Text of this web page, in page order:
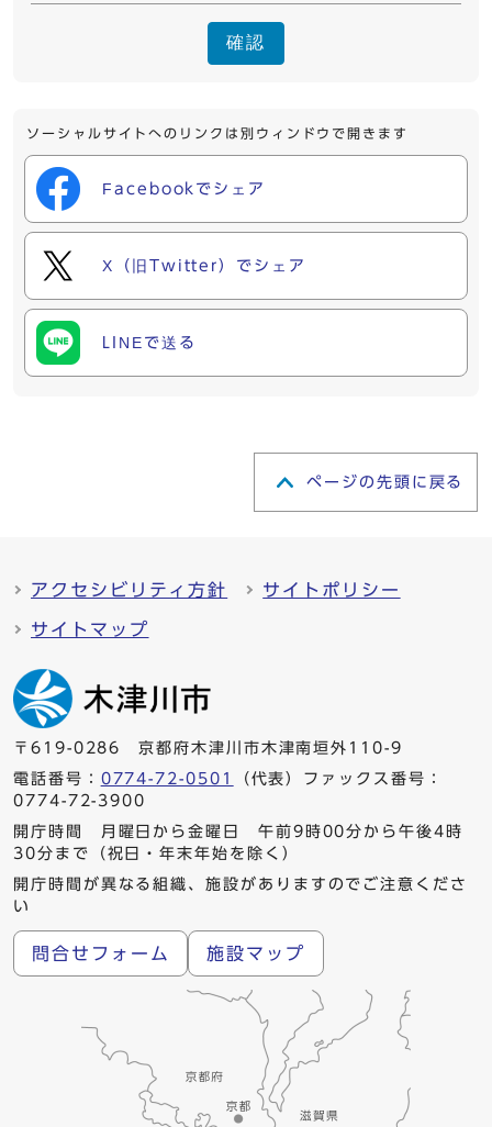
確認
ソーシャルサイトへのリンクは別ウィンドウで開きます
Facebookでシェア
X（旧Twitter）でシェア
LINEで送る
ページの先頭に戻る
アクセシビリティ方針 サイトポリシー
サイトマップ
〒619-0286 京都府木津川市木津南垣外110-9
電話番号： 0774-72-0501
（代表）ファックス番号：
0774-72-3900
開庁時間 月曜日から金曜日 午前9時00分から午後4時
30分まで（祝日・年末年始を除く）
開庁時間が異なる組織、施設がありますのでご注意くださ
い
問合せフォーム 施設マップ